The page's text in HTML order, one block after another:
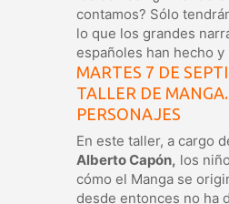
contamos? Sólo
lo que los grandes
españoles han hecho
MARTES 7 DE
TALLER DE
PERSONAJES
En este taller, a cargo
Alberto Capón, los
cómo el Manga se
desde entonces no ha